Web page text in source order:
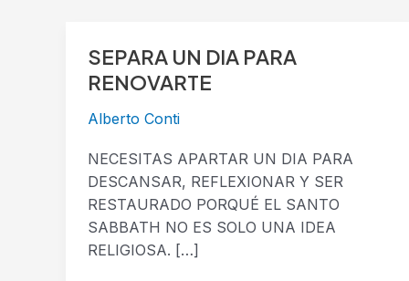
SEPARA UN DIA PARA
RENOVARTE
Alberto Conti
NECESITAS APARTAR UN DIA PARA
DESCANSAR, REFLEXIONAR Y SER
RESTAURADO PORQUÉ EL SANTO
SABBATH NO ES SOLO UNA IDEA
RELIGIOSA. […]
SEPARA
UN
PARA